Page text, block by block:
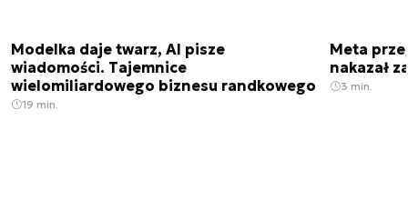
Modelka daje twarz, AI pisze
wiadomości. Tajemnice
wielomiliardowego biznesu randkowego
19 min.
Meta
nakazał
3 min.